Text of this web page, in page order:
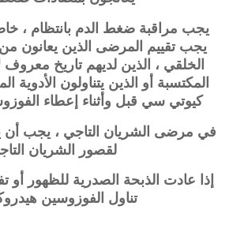
يجب مراقبة ضغط الدم بانتظام ،
يجب تقييم المرضى الذين يعانون
الخلقي ، الذين لديهم تاريخ
المكتسبة أو الذين يتناولون الأدوية
كيوتي سي قبل وأثناء إعطاء
في مرضى الشريان التاجي ، يجب أن
لقصور الشريان
إذا عادت الذبحة الصدرية للظهور
تناول الفوزوسين